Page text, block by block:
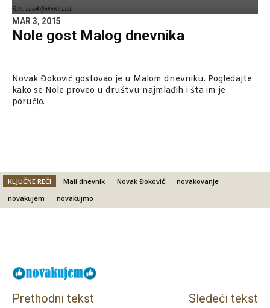
Foto: novakdjokovic.com
MAR 3, 2015
Nole gost Malog dnevnika
Novak Đoković gostovao je u Malom dnevniku. Pogledajte
kako se Nole proveo u društvu najmlađih i šta im je
poručio.
KLJUČNE REČI Mali dnevnik Novak Đoković
novakovanje
novakujem
novakujmo
Prethodni tekst Sledeći tekst